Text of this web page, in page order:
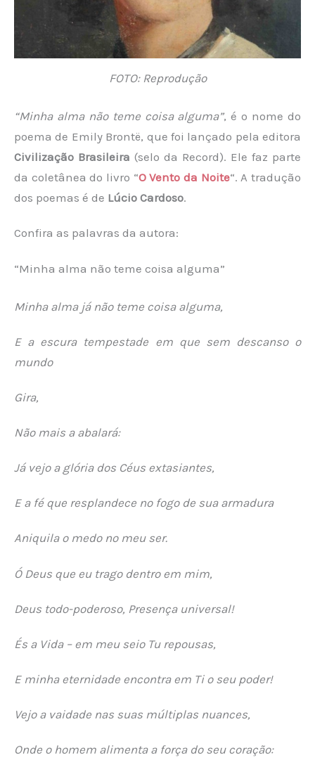
FOTO: Reprodução
“Minha alma não teme coisa alguma”, é o nome do
poema de Emily Brontë, que foi lançado pela editora
Civilização Brasileira (selo da Record). Ele faz parte
da coletânea do livro “O Vento da Noite“. A tradução
dos poemas é de Lúcio Cardoso.
Confira as palavras da autora:
“Minha alma não teme coisa alguma”
Minha alma já não teme coisa alguma,
E a escura tempestade em que sem descanso o
mundo
Gira,
Não mais a abalará:
Já vejo a glória dos Céus extasiantes,
E a fé que resplandece no fogo de sua armadura
Aniquila o medo no meu ser.
Ó Deus que eu trago dentro em mim,
Deus todo-poderoso, Presença universal!
És a Vida – em meu seio Tu repousas,
E minha eternidade encontra em Ti o seu poder!
Vejo a vaidade nas suas múltiplas nuances,
Onde o homem alimenta a força do seu coração: